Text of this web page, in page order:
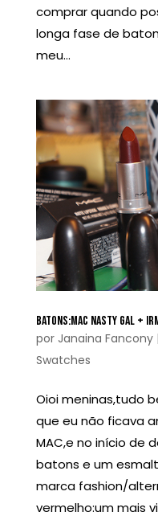
comprar quando
longa fase de
meu...
BATONS:MAC NASTY GAL +
por Janaina Fancony|
Swatches
Oioi meninas,tudo
que eu não ficava
MAC,e no início de
batons e um
marca fashion/
vermelho:um mais